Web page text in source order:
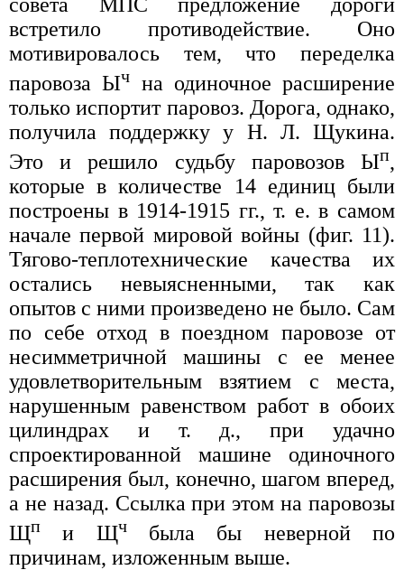
встретило противодействие. Оно
мотивировалось тем, что переделка
паровоза Ыч на одиночное расширение
только испортит паровоз. Дорога, однако,
получила поддержку у Н. Л. Щукина.
Это и решило судьбу паровозов Ып,
которые в количестве 14 единиц были
построены в 1914-1915 гг., т. е. в самом
начале первой мировой войны (фиг. 11).
Тягово-теплотехнические качества их
остались невыясненными, так как
опытов с ними произведено не было. Сам
по себе отход в поездном паровозе от
несимметричной машины с ее менее
удовлетворительным взятием с места,
нарушенным равенством работ в обоих
цилиндрах и т. д., при удачно
спроектированной машине одиночного
расширения был, конечно, шагом вперед,
а не назад. Ссылка при этом на паровозы
Щп и Щчбыла бы неверной по
причинам, изложенным выше.